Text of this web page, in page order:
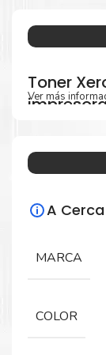
Toner
Para
C7030
Ver más
A
MARCA
COLOR